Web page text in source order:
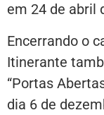
em 24 de abril
Encerrando o
Itinerante
“Portas
dia 6 de